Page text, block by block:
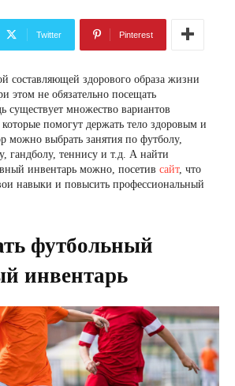
Twitter Pinterest
составляющей здорового образа жизни
этом не обязательно посещать
существует множество вариантов
помогут держать тело здоровым и
можно выбрать занятия по футболу,
гандболу, теннису и т.д. А найти
инвентарь можно, посетив сайт, что
навыки и повысить профессиональный
футбольный
инвентарь